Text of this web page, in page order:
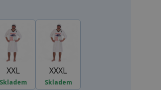
XXL
Skladem
XXXL
Skladem